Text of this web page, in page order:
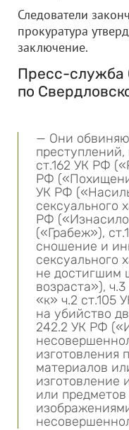
Следователи
прокуратура
заключение.
Пресс-
по
— Они
ст.162 УК РФ
РФ
УК РФ
сексуального
РФ
(«Грабеж»),
сношение и
сексуального
не достигшим
возраста»),
«к» ч.2 ст.105
на убийство
242.2 УК РФ
изготовления
материалов
изготовление
или